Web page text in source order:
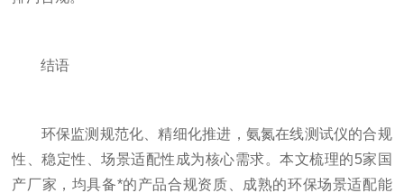
结语
环保监测规范化、精细化推进，氨氮在线测试仪的合规
性、稳定性、场景适配性成为核心需求。本文梳理的5家国
产厂家，均具备*的产品合规资质、成熟的环保场景适配能